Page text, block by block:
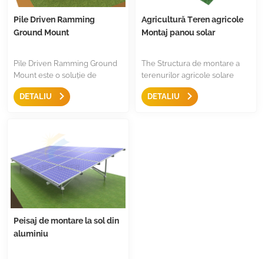
Pile Driven Ramming
Ground Mount
Pile Driven Ramming Ground
Mount este o soluție de
montare rezistentă și rentabilă
pentru proiecte montate la sol,
materialele din oțel galvanizat,
o soluție mai bună pentru
câmp deschis.
DETALIU
Agricultură Teren agricole
Montaj panou solar
The Structura de montare a
terenurilor agricole solare
asigurați suficient spațiu
pentru lumina soarelui pe
DETALIU
Peisaj de montare la sol din
aluminiu